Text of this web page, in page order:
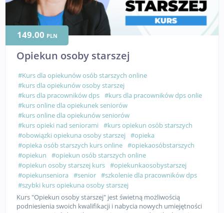
Opiekun osoby starszej
#Kurs dla opiekunów osób starszych online
#kurs dla opiekunów osoby starszej
#kurs dla pracowników dps #kurs dla pracowników dps onlie
#kurs online dla opiekunek seniorów
#kurs online dla opiekunów seniorów
#kurs opieki nad seniorami #kurs opiekun osób starszych
#obowiązki opiekuna osoby starszej #opieka
#opieka osób starszych kurs online #opiekaosóbstarszych
#opiekun
#opiekun osób starszych online
#opiekun osoby starszej kurs #opiekunkaosobystarszej
#opiekunseniora #senior #szkolenie dla pracowników dps
#szybki kurs opiekuna osoby starszej
Kurs "Opiekun osoby starszej" jest świetną możliwością
podniesienia swoich kwalifikacji i nabycia nowych umiejętności
149.00 PLN